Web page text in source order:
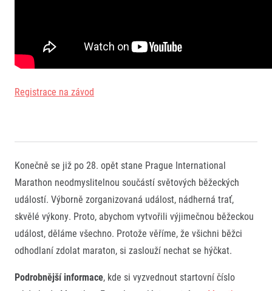
Registrace na závod
Konečně se již po 28. opět stane Prague International
Marathon neodmyslitelnou součástí světových běžeckých
událostí. Výborně zorganizovaná událost, nádherná trať,
skvělé výkony. Proto, abychom vytvořili výjimečnou běžeckou
událost, děláme všechno. Protože věříme, že všichni běžci
odhodlaní zdolat maraton, si zaslouží nechat se hýčkat.
Podrobnější informace, kde si vyzvednout startovní číslo